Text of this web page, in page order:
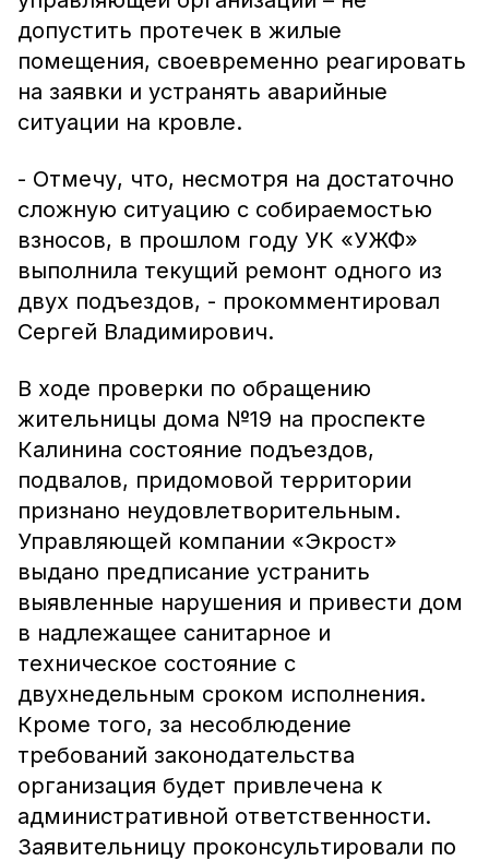
допустить протечек в жилые
помещения, своевременно реагировать
на заявки и устранять аварийные
ситуации на кровле.
- Отмечу, что, несмотря на достаточно
сложную ситуацию с собираемостью
взносов, в прошлом году УК «УЖФ»
выполнила текущий ремонт одного из
двух подъездов, - прокомментировал
Сергей Владимирович.
В ходе проверки по обращению
жительницы дома №19 на проспекте
Калинина состояние подъездов,
подвалов, придомовой территории
признано неудовлетворительным.
Управляющей компании «Экрост»
выдано предписание устранить
выявленные нарушения и привести дом
в надлежащее санитарное и
техническое состояние с
двухнедельным сроком исполнения.
Кроме того, за несоблюдение
требований законодательства
организация будет привлечена к
административной ответственности.
Заявительницу проконсультировали по